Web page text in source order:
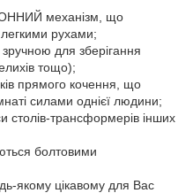
механізм, що
легкими рухами;
зручною для зберігання
тощо);
прямого кочення, що
силами однієї людини;
трансформерів інших
болтовими
якому цікавому для Вас